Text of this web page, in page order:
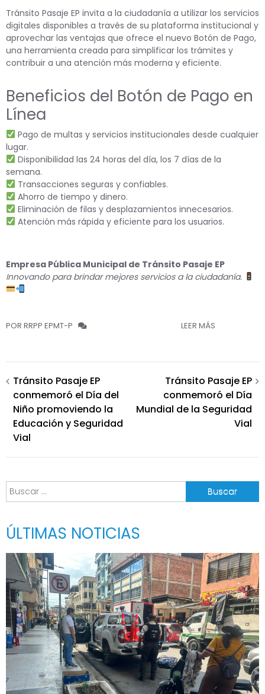
Tránsito Pasaje EP invita a la ciudadanía a utilizar los servicios
digitales disponibles a través de su plataforma institucional y
aprovechar las ventajas que ofrece el nuevo Botón de Pago,
una herramienta creada para simplificar los trámites y
contribuir a una atención más moderna y eficiente.
Beneficios del Botón de Pago en
Línea
Pago de multas y servicios institucionales desde cualquier
lugar.
Disponibilidad las 24 horas del día, los 7 días de la
semana.
Transacciones seguras y confiables.
Ahorro de tiempo y dinero.
Eliminación de filas y desplazamientos innecesarios.
Atención más rápida y eficiente para los usuarios.
Empresa Pública Municipal de Tránsito Pasaje EP
Innovando para brindar mejores servicios a la ciudadanía.
POR RRPP EPMT-P LEER MÁS
Navegación
de
entradas
Tránsito Pasaje EP
conmemoró el Día del
Niño promoviendo la
Educación y Seguridad
Vial
Tránsito Pasaje EP
conmemoró el Día
Mundial de la Seguridad
Vial
Buscar:
ÚLTIMAS NOTICIAS